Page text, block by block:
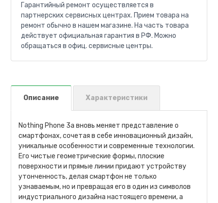
Гарантийный ремонт осуществляется в
партнерских сервисных центрах. Прием товара на
ремонт обычно в нашем магазине. На часть товара
действует официальная гарантия в РФ. Можно
обращаться в офиц. сервисные центры.
Описание Характеристики
Nothing Phone 3a вновь меняет представление о
смартфонах, сочетая в себе инновационный дизайн,
уникальные особенности и современные технологии.
Его чистые геометрические формы, плоские
поверхности и прямые линии придают устройству
утонченность, делая смартфон не только
узнаваемым, но и превращая его в один из символов
индустриального дизайна настоящего времени, а